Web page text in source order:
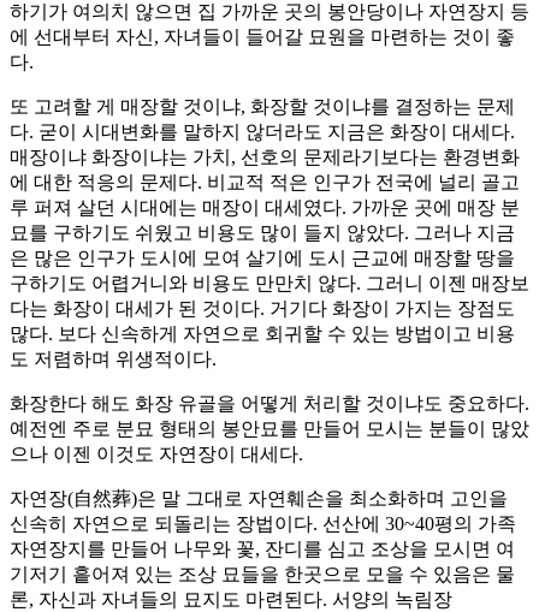
하기가 여의치 않으면 집 가까운 곳의 봉안당이나 자연장지 등
에 선대부터 자신, 자녀들이 들어갈 묘원을 마련하는 것이 좋
다.
또 고려할 게 매장할 것이냐, 화장할 것이냐를 결정하는 문제
다. 굳이 시대변화를 말하지 않더라도 지금은 화장이 대세다.
매장이냐 화장이냐는 가치, 선호의 문제라기보다는 환경변화
에 대한 적응의 문제다. 비교적 적은 인구가 전국에 널리 골고
루 퍼져 살던 시대에는 매장이 대세였다. 가까운 곳에 매장 분
묘를 구하기도 쉬웠고 비용도 많이 들지 않았다. 그러나 지금
은 많은 인구가 도시에 모여 살기에 도시 근교에 매장할 땅을
구하기도 어렵거니와 비용도 만만치 않다. 그러니 이젠 매장보
다는 화장이 대세가 된 것이다. 거기다 화장이 가지는 장점도
많다. 보다 신속하게 자연으로 회귀할 수 있는 방법이고 비용
도 저렴하며 위생적이다.
화장한다 해도 화장 유골을 어떻게 처리할 것이냐도 중요하다.
예전엔 주로 분묘 형태의 봉안묘를 만들어 모시는 분들이 많았
으나 이젠 이것도 자연장이 대세다.
자연장(自然葬)은 말 그대로 자연훼손을 최소화하며 고인을
신속히 자연으로 되돌리는 장법이다. 선산에 30~40평의 가족
자연장지를 만들어 나무와 꽃, 잔디를 심고 조상을 모시면 여
기저기 흩어져 있는 조상 묘들을 한곳으로 모을 수 있음은 물
론, 자신과 자녀들의 묘지도 마련된다. 서양의 녹림장